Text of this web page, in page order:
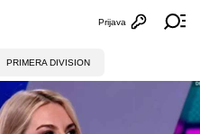
Otvori
Prijava
PRIMERA DIVISION